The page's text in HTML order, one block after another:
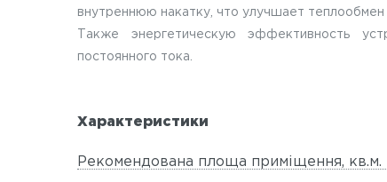
внутреннюю накатку, что улучшает
Также энергетическую эффективность
постоянного тока.
Характеристики
Рекомендована площа приміщення, кв.м.